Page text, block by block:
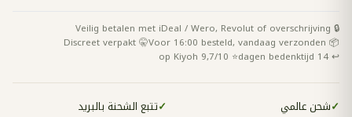
🔒 Veilig betalen met iDeal / Wero, Revolut of overschrijving
📦 Voor 16:00 besteld, vandaag verzonden
🤫 Discreet verpakt
↩️ 14 dagen bedenktijd
⭐ 9,7/10 op Kiyoh
✓شحن عالمي ✓تتبع الشحنة بالبريد